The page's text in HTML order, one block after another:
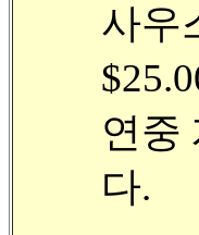
사우
연중
다.